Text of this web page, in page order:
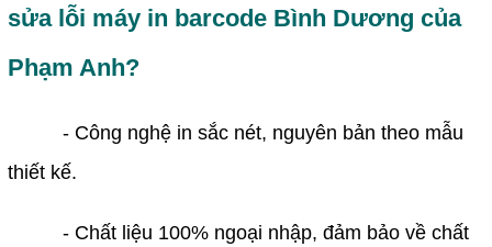
sửa lỗi máy in barcode Bình Dương của
Phạm Anh?
- Công nghệ in sắc nét, nguyên bản theo mẫu
thiết kế.
- Chất liệu 100% ngoại nhập, đảm bảo về chất